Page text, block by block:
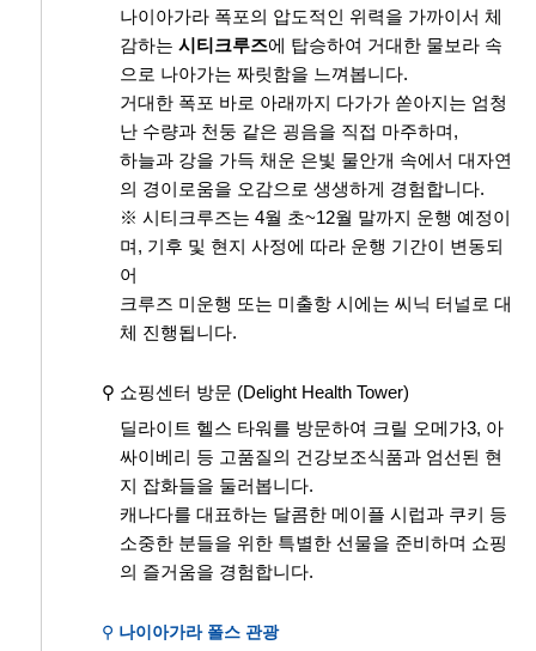
나이아가라 폭포의 압도적인 위력을 가까이서 체
감하는 시티크루즈에 탑승하여 거대한 물보라 속
으로 나아가는 짜릿함을 느껴봅니다.
거대한 폭포 바로 아래까지 다가가 쏟아지는 엄청
난 수량과 천둥 같은 굉음을 직접 마주하며,
하늘과 강을 가득 채운 은빛 물안개 속에서 대자연
의 경이로움을 오감으로 생생하게 경험합니다.
※ 시티크루즈는 4월 초~12월 말까지 운행 예정이
며, 기후 및 현지 사정에 따라 운행 기간이 변동되
어
크루즈 미운행 또는 미출항 시에는 씨닉 터널로 대
체 진행됩니다.
⚲ 쇼핑센터 방문 (Delight Health Tower)
딜라이트 헬스 타워를 방문하여 크릴 오메가3, 아
싸이베리 등 고품질의 건강보조식품과 엄선된 현
지 잡화들을 둘러봅니다.
캐나다를 대표하는 달콤한 메이플 시럽과 쿠키 등
소중한 분들을 위한 특별한 선물을 준비하며 쇼핑
의 즐거움을 경험합니다.
⚲ 나이아가라 폴스 관광